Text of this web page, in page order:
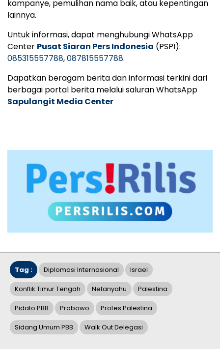
kampanye, pemulihan nama baik, atau kepentingan
lainnya.
Untuk informasi, dapat menghubungi WhatsApp
Center Pusat Siaran Pers Indonesia (PSPI):
085315557788,087815557788.
Dapatkan beragam berita dan informasi terkini dari
berbagai portal berita melalui saluran WhatsApp
Sapulangit Media Center
Tag : Diplomasi Internasional Israel
Konflik Timur Tengah Netanyahu Palestina
Pidato PBB Prabowo Protes Palestina
Sidang Umum PBB Walk Out Delegasi